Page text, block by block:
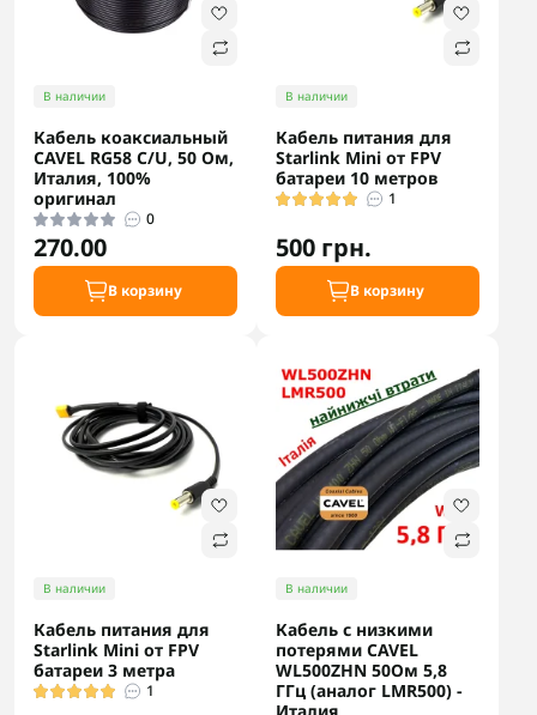
В наличии
Кабель коаксиальный
CAVEL RG58 C/U, 50 Ом,
Италия, 100%
оригинал
0
270.00
В корзину
В наличии
Кабель питания для
Starlink Mini от FPV
батареи 10 метров
1
500 грн.
В корзину
В наличии
Кабель питания для
Starlink Mini от FPV
батареи 3 метра
1
В наличии
Кабель с низкими
потерями CAVEL
WL500ZHN 50Ом 5,8
ГГц (аналог LMR500) -